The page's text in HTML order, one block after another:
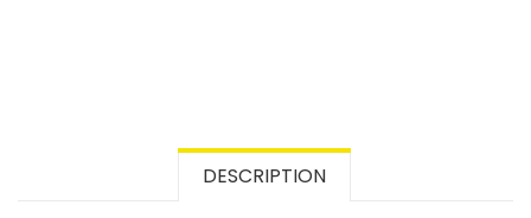
DESCRIPTION